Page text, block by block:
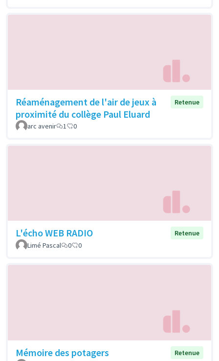
Réaménagement de l'air de jeux à
proximité du collège Paul Eluard
Retenue
arc avenir 1 0
L'écho WEB RADIO
Retenue
Limé Pascal
0 0
Mémoire des potagers
Retenue